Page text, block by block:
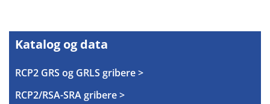
Katalog og data
RCP2 GRS og GRLS gribere >
RCP2/RSA-SRA gribere >